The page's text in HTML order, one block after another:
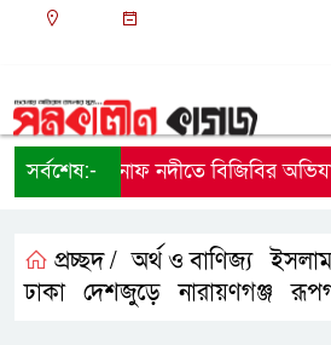
সর্বশেষ:-নাফ নদীতে বিজিবির
প্রচ্ছদ / অর্থ ও বাণিজ্য ,
ঢাকা দেশজুড়ে ,নারায়ণগঞ্জ ,